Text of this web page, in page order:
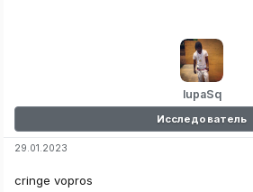
lupaSq
Исследователь
29.01.2023
cringe vopros